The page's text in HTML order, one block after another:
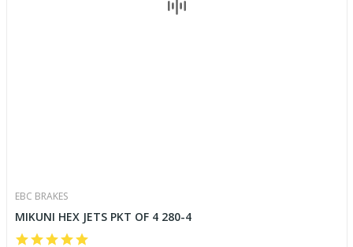
EBC BRAKES
MIKUNI HEX JETS PKT OF 4 280-4